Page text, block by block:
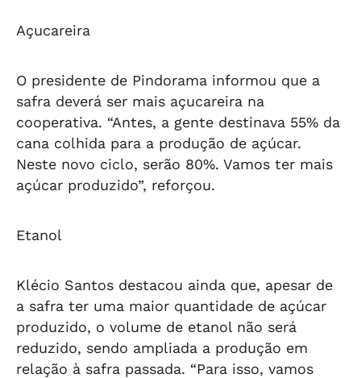
Açucareira
O presidente de Pindorama informou que a
safra deverá ser mais açucareira na
cooperativa. “Antes, a gente destinava 55% da
cana colhida para a produção de açúcar.
Neste novo ciclo, serão 80%. Vamos ter mais
açúcar produzido”, reforçou.
Etanol
Klécio Santos destacou ainda que, apesar de
a safra ter uma maior quantidade de açúcar
produzido, o volume de etanol não será
reduzido, sendo ampliada a produção em
relação à safra passada. “Para isso, vamos